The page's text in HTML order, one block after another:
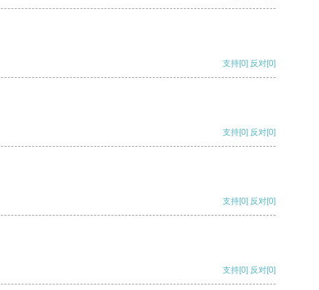
支持[0] 反对[0]
支持[0] 反对[0]
支持[0] 反对[0]
支持[0] 反对[0]